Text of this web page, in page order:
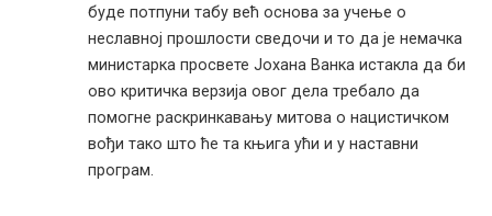
буде потпуни табу већ основа за учење о
неславној прошлости сведочи и то да је немачка
министарка просвете Јохана Ванка истакла да би
ово критичка верзија овог дела требало да
помогне раскринкавању митова о нацистичком
вођи тако што ће та књига ући и у наставни
програм.